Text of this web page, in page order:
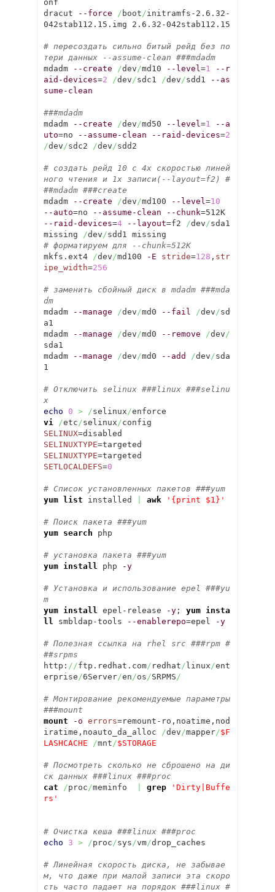
onf
dracut
--force / boot /initramfs-2.6.32-
042stab112.15.img 2.6.32-042stab112.15
# пересоздать сильно битый рейд без по
тери данных --assume-clean ###mdadm
mdadm
--create /dev /md10 --level =1
--r
aid-devices=2 /dev /sdc1 /dev /sdd1
--as
sume-clean
###mdadm
mdadm
--create /dev /md50 --level =1
--a
uto=no --assume-clean --raid-devices=2
/dev /sdc2 /dev /sdd2
# создать рейд 10 с 4x скоростью линей
ного чтения и 1x записи(--layout=f2) #
##mdadm ###create
mdadm
--create /dev /md100 --level =10
--auto=no --assume-clean --chunk
=512K
--raid-devices=4 --layout=f2 /dev /sda1
missing
/dev /
# форматируем для --chunk=512K
mkfs.ext4
/dev /md100 -E stride=128 , str
ipe_width=256
# заменить сбойный диск в mdadm ###mda
dm
mdadm
--manage /dev /md0 --fail /dev /sd
a1
mdadm
--manage /dev /md0 --remove /dev /
sda1
mdadm
--manage /dev /md0 --add /dev /sda
1
# Отключить selinux ###linux ###selinu
x
echo
0 > /selinux /
vi
/etc /selinux /
SELINUX
SELINUXTYPE
SELINUXTYPE
SETLOCALDEFS=0
# Список установленных пакетов ###yum
yum list installed awk '{print $1}'
# Поиск пакета ###yum
yum search php
# установка пакета ###yum
yum install
php -y
# Установка и использование epel ###yu
m
yum install
epel-release -y; yum insta
ll
smbldap-tools --enablerepo=epel -y
# Полезная ссылка на rhel src ###rpm #
##srpms
http: //ftp.redhat.com/ redhat /linux /ent
erprise /6Server/en /os /SRPMS /
# Монтирование рекомендуемые параметры
###mount
mount
-o errors=remount-ro,noatime,nod
iratime,noauto_da_alloc
/dev /mapper/$F
LASHCACHE
/mnt /$STORAGE
# Посмотреть сколько не сброшено на ди
ск данных ###linux ###proc
cat
/proc /meminfo grep
'Dirty|Buffe
rs'
# Очистка кеша ###linux ###proc
echo
3 > /proc /sys /vm/drop_caches
# Линейная скорость диска, не забывае
м, что даже при малой записи эта скоро
сть часто падает на порядок ###linux #